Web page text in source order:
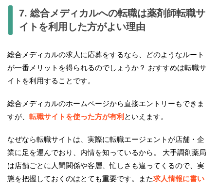
7. 総合メディカルへの転職は薬剤師転職サ
イトを利用した方がよい理由
総合メディカルの求人に応募をするなら、どのようなルート
が一番メリットを得られるのでしょうか？ おすすめは転職サ
イトを利用することです。
総合メディカルのホームページから直接エントリーもできま
すが、 転職サイトを使った方が有利 といえます。
なぜなら転職サイトは、実際に転職エージェントが店舗・企
業に足を運んでおり、内情を知っているから。 大手調剤薬局
は店舗ごとに人間関係や客層、忙しさも違ってくるので、実
態を把握しておくのはとても重要です。また求人情報に書い